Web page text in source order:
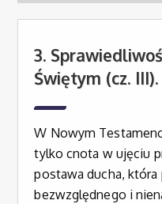
3.
Świętym (cz.
W Nowym
tylko cnota w ujęciu
postawa ducha,
bezwzględnego i